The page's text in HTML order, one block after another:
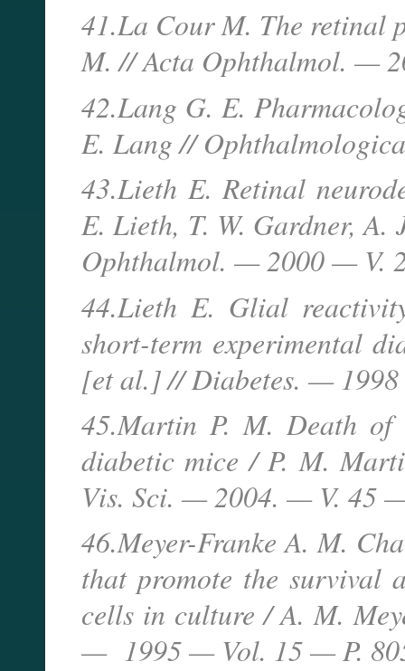
41.La Cour M. The retinal
M. // Acta Ophthalmol. —
42.Lang G. E.
E. Lang //
43.Lieth E. Retinal
E. Lieth, T. W. Gardner,
Ophthalmol. — 2000 — V.
44.Lieth E. Glial
short-term experimental
[et al.] // Diabetes. —
45.Martin P. M. Death of
diabetic mice / P. M.
Vis. Sci. — 2004. — V. 45
46.Meyer-Franke A. M.
that promote the survival
cells in culture / A. M.
— 1995 — Vol. 15 — P.